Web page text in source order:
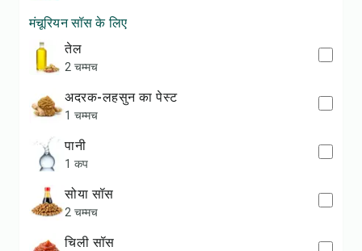
मंचूरियन सॉस के लिए
तेल
2 चम्मच
अदरक-लहसुन का पेस्ट
1 चम्मच
पानी
1 कप
सोया सॉस
2 चम्मच
चिली सॉस